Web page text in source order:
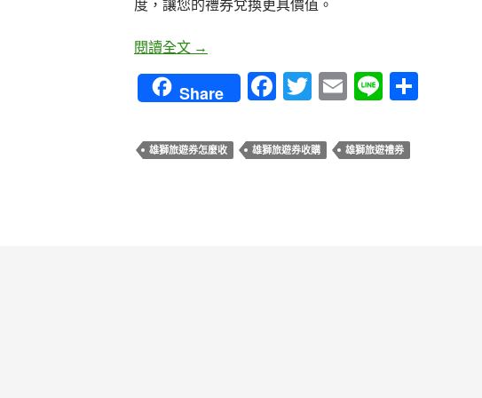
度，讓您的禮券兌換更具價值。
閱讀全文 青蘋果3C – 雄獅旅遊禮券價值評估，高價現金
→
Share
F
e
b
T
itt
er
E
ail
Li
e
雄獅旅遊券怎麼收 雄獅旅遊券收購 雄獅旅遊禮券